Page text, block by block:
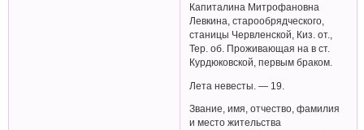
Капиталина Митрофановна
Левкина, старообрядческого,
станицы Червленской, Киз. от.,
Тер. об. Проживающая на в ст.
Курдюковской, первым браком.
Лета невесты. — 19.
Звание, имя, отчество, фамилия
и место жительства